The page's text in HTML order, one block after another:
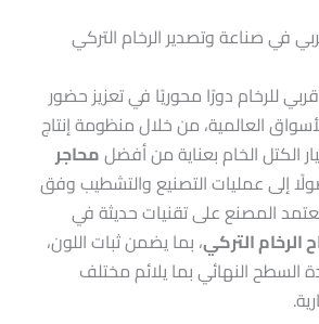
في صناعة وتصدير الرخام التركي
للرخام دورًا محوريًا في تعزيز حضور
العالمية، من خلال منظومة إنتاج
الكتل الخام بعناية من أفضلمحاجر
إلى عمليات التصنيع والتشطيب وفق
المصنع على تقنيات حديثة في
الرخام التركي، بما يضمن ثبات اللون،
السطح النهائي بما يلائم مختلف